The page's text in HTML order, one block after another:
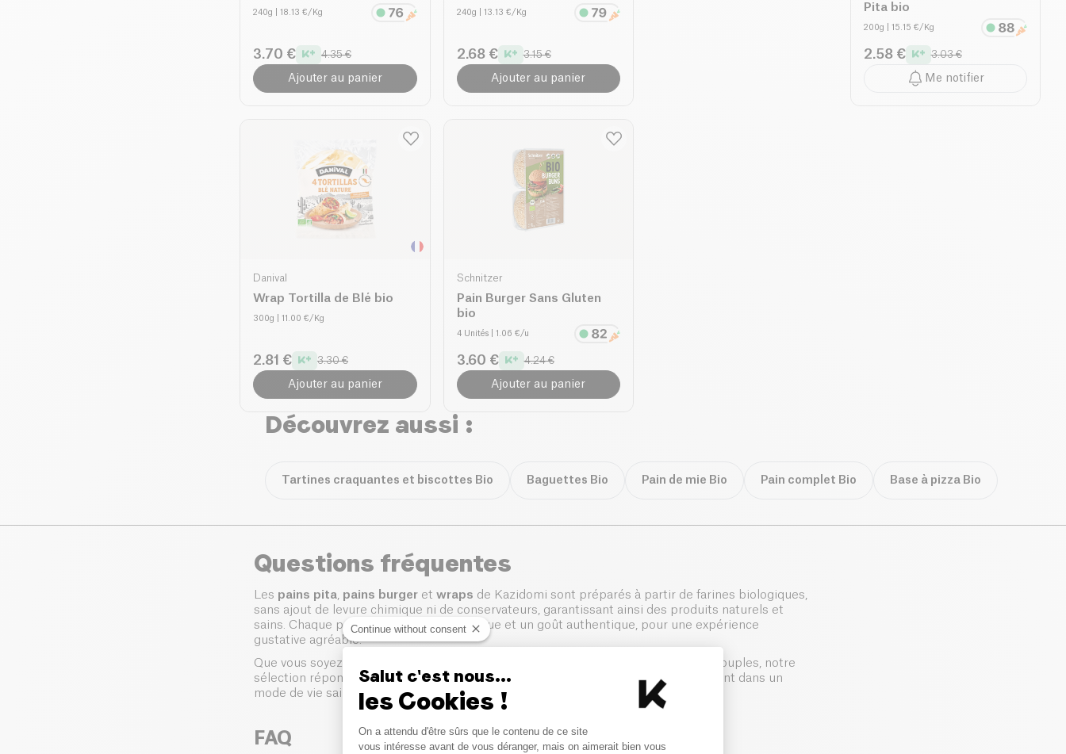
240g | 18.13 €/Kg
3.70 € 4.35 €
Ajouter au panier
240g | 13.13 €/Kg
2.68 € 3.15 €
Ajouter au panier
Pita bio
200g | 15.15 €/Kg
2.58 € 3.03 €
Me notifier
Danival
Wrap Tortilla de Blé bio
300g | 11.00 €/Kg
2.81 € 3.30 €
Ajouter au panier
Schnitzer
Pain Burger Sans Gluten
bio
4 Unités | 1.06 €/u
3.60 € 4.24 €
Ajouter au panier
Découvrez aussi :
Tartines craquantes et biscottes Bio Baguettes Bio Pain de mie Bio Pain complet Bio Base à pizza Bio
Questions fréquentes
Les pains pita pains burger et wraps de Kazidomi sont préparés à partir de farines biologiques,
sans ajout de levure chimique ni de conservateurs, garantissant ainsi des produits naturels et
sains. Chaque pain offre une texture unique et un goût authentique, pour une expérience
gustative agréable.
Que vous soyez amateur de pain pita moelleux, de pain burger doré ou de wraps souples, notre
sélection répond à vos besoins. Nos produits sont conçus pour s'intégrer facilement dans un
mode de vie sain et équilibré.
FAQ
Continue without consent
Salut c'est nous...
les Cookies !
Consent Management Platform: Personalize Your Options
On a attendu d'être sûrs que le contenu de ce site
vous intéresse avant de vous déranger, mais on aimerait bien vous
Axeptio consent